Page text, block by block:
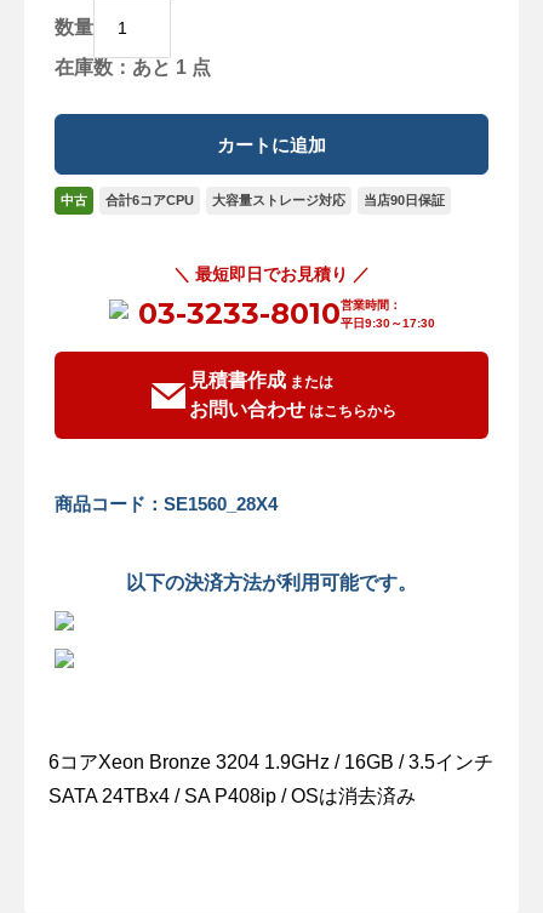
数量
在庫数：あと 1 点
中古 合計6コアCPU 大容量ストレージ対応 当店90日保証
＼ 最短即日でお見積り ／
03-3233-8010営業時間：
平日9:30～17:30
見積書作成または
お問い合わせはこちらから
商品コード：SE1560_28X4
以下の決済方法が利用可能です。
6コアXeon Bronze 3204 1.9GHz / 16GB / 3.5インチ
SATA 24TBx4 / SA P408ip / OSは消去済み